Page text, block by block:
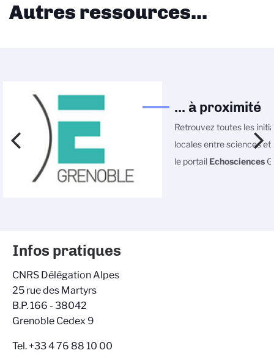
Autres ressources...
... à proximité
Retrouvez toutes les
locales entre sciences et
le portail Echosciences
Infos pratiques
CNRS Délégation Alpes
25 rue des Martyrs
B.P. 166 - 38042
Grenoble Cedex 9
Tel. +33 4 76 88 10 00